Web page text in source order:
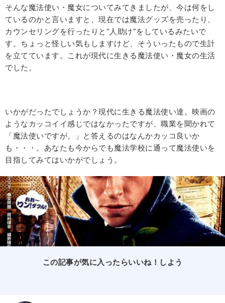
そんな魔法使い・魔女についてみてきましたが、今は何をし
ているのかと言いますと、現在では魔法グッズを売ったり、
カウンセリングを行ったりと“人助け”をしているみたいで
す。ちょっと怪しい気もしますけど、そういったもので生計
を立てています。これが現代に生きる魔法使い・魔女の生活
でした。
いかがだったでしょうか？現代に生きる魔法使い達。映画の
ようなカッコイイ感じではなかったですが、職業を聞かれて
「魔法使いですが。」と答えるのはなんかカッコ良いか
も・・・。あなたも今からでも魔法学校に通って魔法使いを
目指してみてはいかがでしょう。
この記事が気に入ったらいいね！しよう